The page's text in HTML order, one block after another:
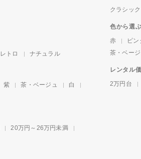
レトロ ナチュラル
紫 茶・ベージュ
白
20万円～26万円未満
クラシック
色から選ぶ
赤
ピン
茶・ベージ
レンタル
2万円台